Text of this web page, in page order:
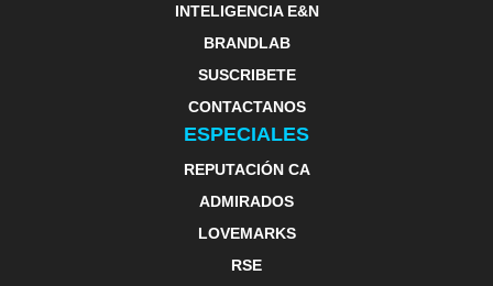
INTELIGENCIA E&N
BRANDLAB
SUSCRIBETE
CONTACTANOS
ESPECIALES
REPUTACIÓN CA
ADMIRADOS
LOVEMARKS
RSE